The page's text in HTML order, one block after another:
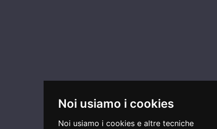
Noi usiamo i cookies
Noi usiamo i cookies e altre tecniche